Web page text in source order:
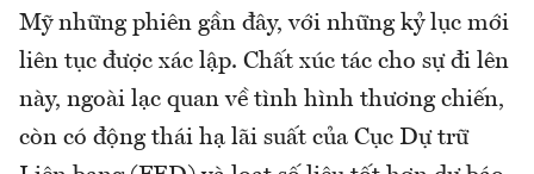
Mỹ những phiên gần đây, với những kỷ lục mới
liên tục được xác lập. Chất xúc tác cho sự đi lên
này, ngoài lạc quan về tình hình thương chiến,
còn có động thái hạ lãi suất của Cục Dự trữ